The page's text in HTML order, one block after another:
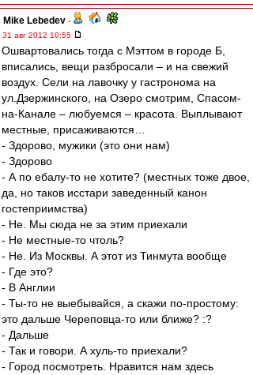
Mike Lebedev -
31 авг 2012 10:55
Ошвартовались тогда с Мэттом в городе Б,
вписались, вещи разбросали – и на свежий
воздух. Сели на лавочку у гастронома на
ул.Дзержинского, на Озеро смотрим, Спасом-
на-Канале – любуемся – красота. Выплывают
местные, присаживаются…
- Здорово, мужики (это они нам)
- Здорово
- А по ебалу-то не хотите? (местных тоже двое,
да, но таков исстари заведенный канон
гостеприимства)
- Не. Мы сюда не за этим приехали
- Не местные-то чтоль?
- Не. Из Москвы. А этот из Тинмута вообще
- Где это?
- В Англии
- Ты-то не выебывайся, а скажи по-простому:
это дальше Череповца-то или ближе? :?
- Дальше
- Так и говори. А хуль-то приехали?
- Город посмотреть. Нравится нам здесь